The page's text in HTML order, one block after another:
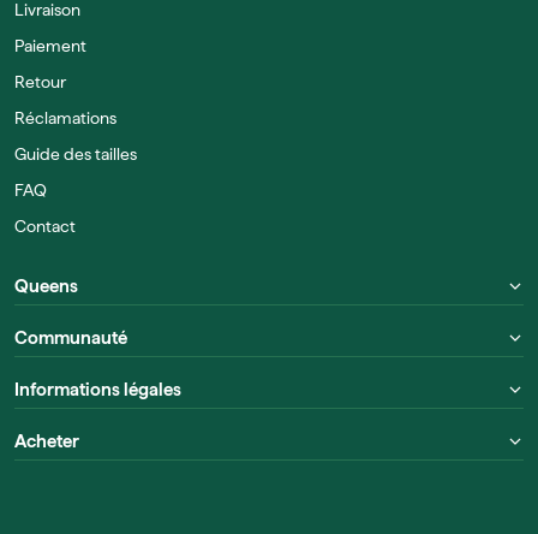
Livraison
Paiement
Retour
Réclamations
Guide des tailles
FAQ
Contact
Queens
Communauté
Informations légales
Acheter